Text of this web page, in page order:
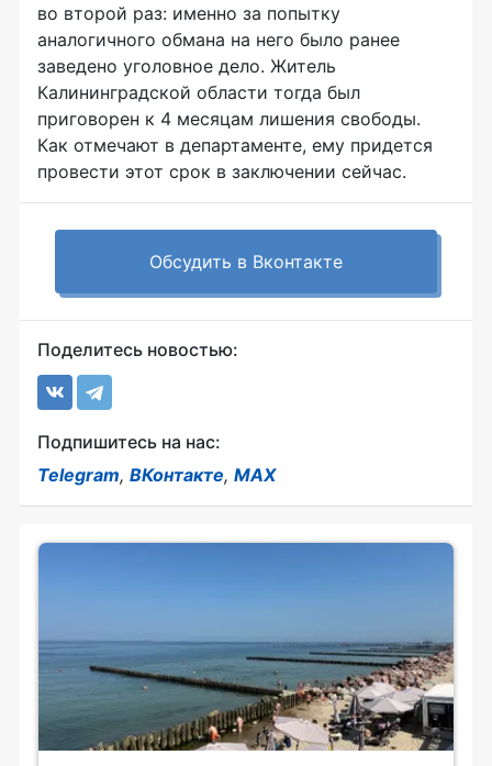
во второй раз: именно за попытку
аналогичного обмана на него было ранее
заведено уголовное дело. Житель
Калининградской области тогда был
приговорен к 4 месяцам лишения свободы.
Как отмечают в департаменте, ему придется
провести этот срок в заключении сейчас.
Обсудить в Вконтакте
Поделитесь новостью:
Подпишитесь на нас:
Telegram, ВКонтакте, MAX